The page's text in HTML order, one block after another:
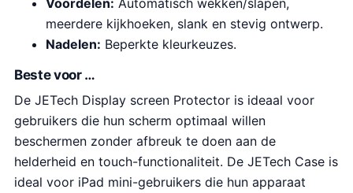
Voordelen: Automatisch wekken/slapen,
meerdere kijkhoeken, slank en stevig ontwerp.
Nadelen: Beperkte kleurkeuzes.
Beste voor …
De JETech Display screen Protector is ideaal voor
gebruikers die hun scherm optimaal willen
beschermen zonder afbreuk te doen aan de
helderheid en touch-functionaliteit. De JETech Case is
ideal voor iPad mini-gebruikers die hun apparaat